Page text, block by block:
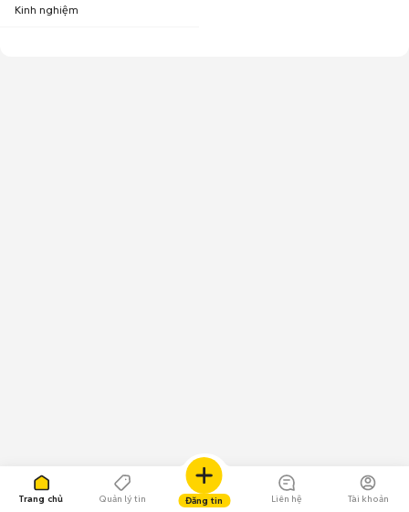
Trang chủ Quản lý tin Đăng tin Liên hệ Tài khoản
Kinh nghiệm